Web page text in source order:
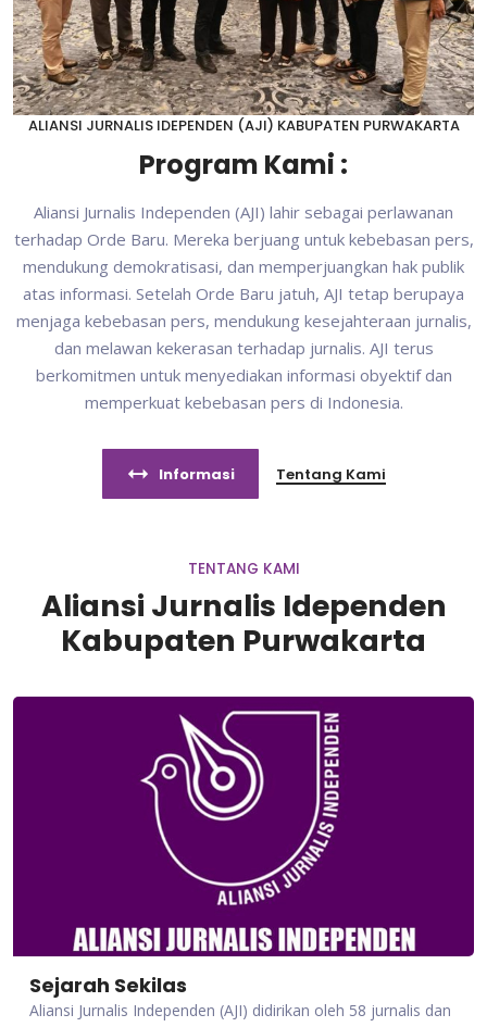
ALIANSI JURNALIS IDEPENDEN (AJI) KABUPATEN PURWAKARTA
Program Kami :
Aliansi Jurnalis Independen (AJI) lahir sebagai perlawanan
terhadap Orde Baru. Mereka berjuang untuk kebebasan pers,
mendukung demokratisasi, dan memperjuangkan hak publik
atas informasi. Setelah Orde Baru jatuh, AJI tetap berupaya
menjaga kebebasan pers, mendukung kesejahteraan jurnalis,
dan melawan kekerasan terhadap jurnalis. AJI terus
berkomitmen untuk menyediakan informasi obyektif dan
memperkuat kebebasan pers di Indonesia.
Informasi Tentang Kami
TENTANG KAMI
Aliansi Jurnalis Idependen
Kabupaten Purwakarta
Sejarah Sekilas
Aliansi Jurnalis Independen (AJI) didirikan oleh 58 jurnalis dan